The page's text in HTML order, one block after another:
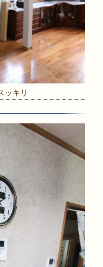
ッキリ